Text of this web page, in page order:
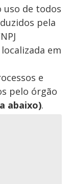
uso de todos
pela
em
e
pelo órgão
abaixo).